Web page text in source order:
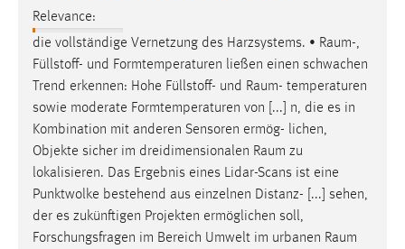
Relevance:
die vollständige Vernetzung des Harzsystems. • Raum-,
Füllstoff- und Formtemperaturen ließen einen schwachen
Trend erkennen: Hohe Füllstoff- und Raum- temperaturen
sowie moderate Formtemperaturen von [...] n, die es in
Kombination mit anderen Sensoren ermög- lichen,
Objekte sicher im dreidimensionalen Raum zu
lokalisieren. Das Ergebnis eines Lidar-Scans ist eine
Punktwolke bestehend aus einzelnen Distanz- [...] sehen,
der es zukünftigen Projekten ermöglichen soll,
Forschungsfragen im Bereich Umwelt im urbanen Raum